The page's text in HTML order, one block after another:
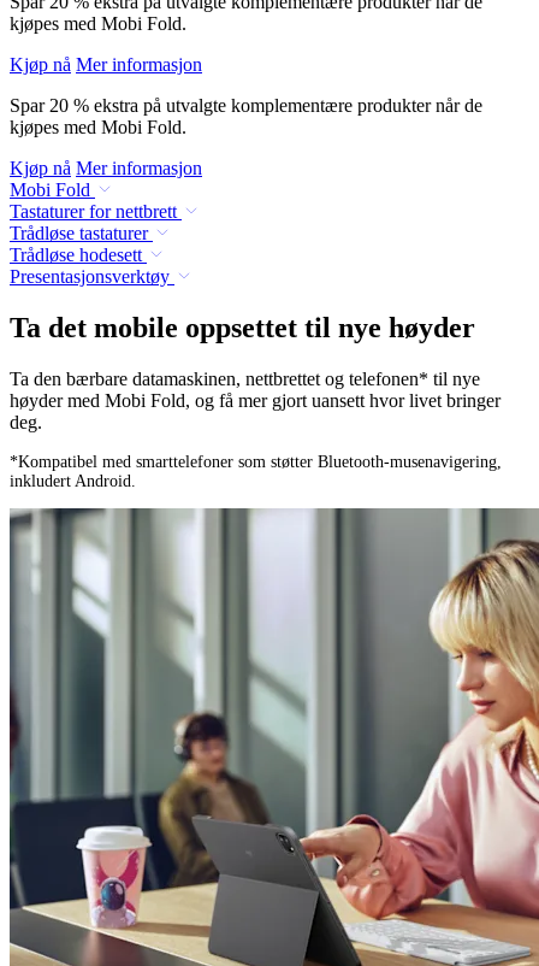
kjøpes med Mobi Fold.
Kjøp nå Mer informasjon
Spar 20 % ekstra på utvalgte komplementære produkter når de
kjøpes med Mobi Fold.
Kjøp nå Mer informasjon
Mobi Fold
Tastaturer for nettbrett
Trådløse tastaturer
Trådløse hodesett
Presentasjonsverktøy
Ta det mobile oppsettet til nye høyder
Ta den bærbare datamaskinen, nettbrettet og telefonen* til nye
høyder med Mobi Fold, og få mer gjort uansett hvor livet bringer
deg.
*Kompatibel med smarttelefoner som støtter Bluetooth-musenavigering,
inkludert Android.